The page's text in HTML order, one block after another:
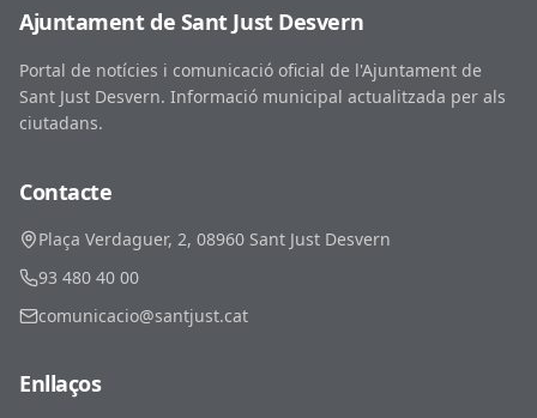
Ajuntament de Sant Just Desvern
Portal de notícies i comunicació oficial de l'Ajuntament de
Sant Just Desvern. Informació municipal actualitzada per als
ciutadans.
Contacte
Plaça Verdaguer, 2, 08960 Sant Just Desvern
93 480 40 00
comunicacio@santjust.cat
Enllaços